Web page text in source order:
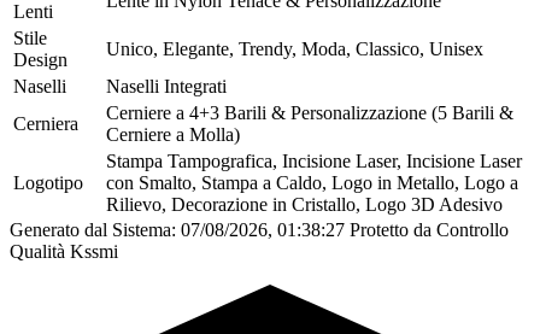
Lenti
Stile
Design
Unico, Elegante, Trendy, Moda, Classico, Unisex
Naselli
Naselli Integrati
Cerniera
Cerniere a 4+3 Barili & Personalizzazione (5 Barili &
Cerniere a Molla)
Logotipo
Stampa Tampografica, Incisione Laser, Incisione Laser
con Smalto, Stampa a Caldo, Logo in Metallo, Logo a
Rilievo, Decorazione in Cristallo, Logo 3D Adesivo
Generato dal Sistema: 07/08/2026, 01:38:27 Protetto da Controllo
Qualità Kssmi